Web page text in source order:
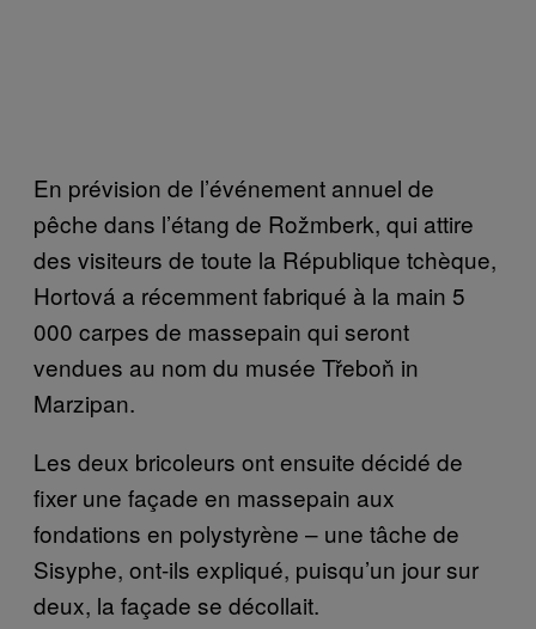
En prévision de l’événement annuel de
pêche dans l’étang de Rožmberk, qui attire
des visiteurs de toute la République tchèque,
Hortová a récemment fabriqué à la main 5
000 carpes de massepain qui seront
vendues au nom du musée Třeboň in
Marzipan.
Les deux bricoleurs ont ensuite décidé de
fixer une façade en massepain aux
fondations en polystyrène – une tâche de
Sisyphe, ont-ils expliqué, puisqu’un jour sur
deux, la façade se décollait.